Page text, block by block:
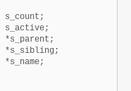
s_count;
s_active;
*s_parent;
*s_sibling;
*s_name;